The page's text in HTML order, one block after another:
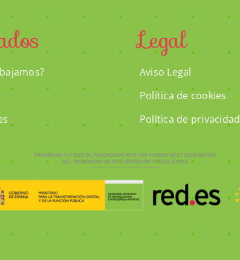
Legal
Aviso Legal
Política de cookies
Política de privacidad